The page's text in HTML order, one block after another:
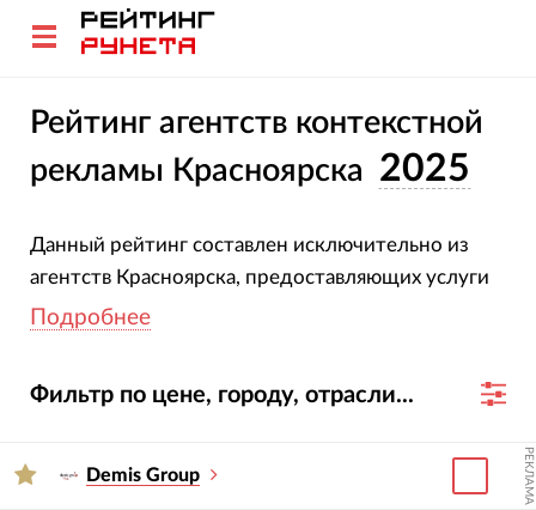
Рейтинг агентств контекстной
рекламы Красноярска 2025
Данный рейтинг составлен исключительно из
агентств Красноярска, предоставляющих услуги
по проведению контекстных кампаний. Все
AdWords, однако определяющее значение имеет
их сотрудников.
Подробнее
Фильтр по цене, городу, отрасли...
Demis Group РЕКЛАМА